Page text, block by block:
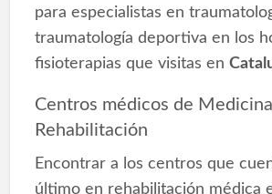
para especialistas en
traumatología deportiva en los
fisioterapias que visitas en
Centros médicos de
Rehabilitación
Encontrar a los centros que
último en rehabilitación médica